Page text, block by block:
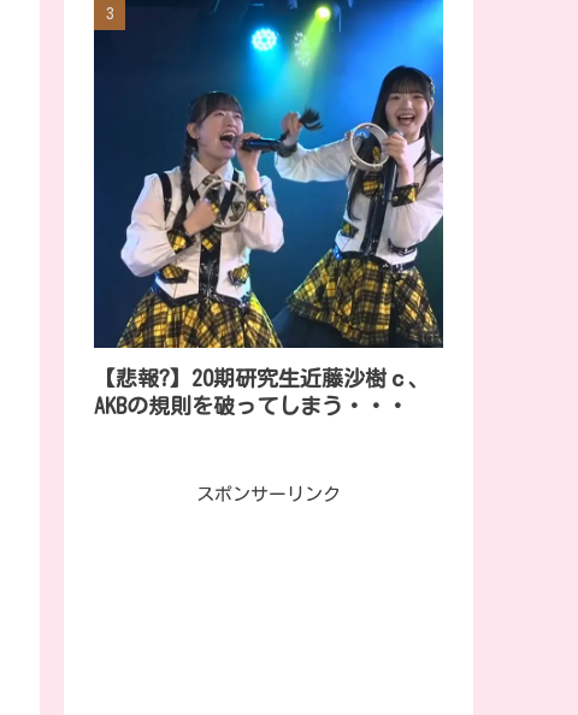
【悲報?】20期研究生近藤沙樹ｃ、
AKBの規則を破ってしまう・・・
スポンサーリンク